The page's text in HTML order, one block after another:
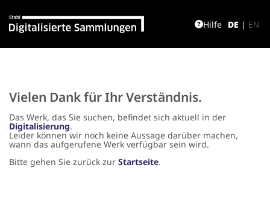
DE | EN
Hilfe
Vielen Dank für Ihr Verständnis.
Das Werk, das Sie suchen, befindet sich aktuell in der
Digitalisierung.
Leider können wir noch keine Aussage darüber machen,
wann das aufgerufene Werk verfügbar sein wird.
Bitte gehen Sie zurück zur Startseite.